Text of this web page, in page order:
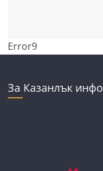
Error9
За Казанлък инфо